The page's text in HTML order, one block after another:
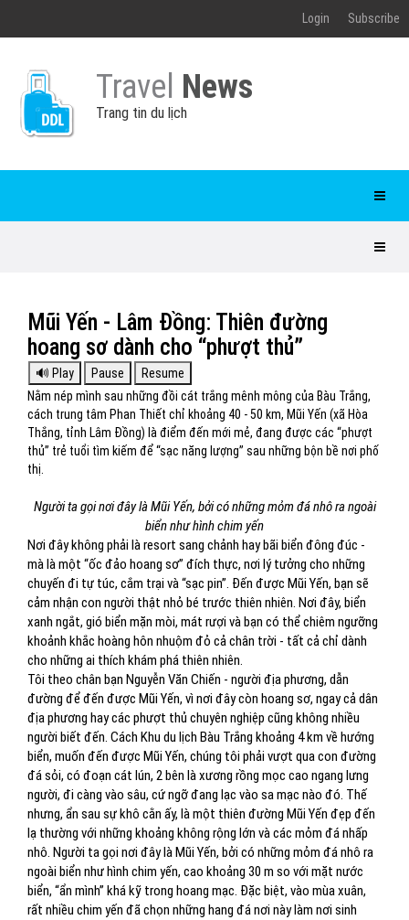
Login Subscribe
Travel News
Trang tin du lịch
Mũi Yến - Lâm Đồng: Thiên đường
hoang sơ dành cho “phượt thủ”
Nằm nép mình sau những đồi cát trắng mênh mông của Bàu Trắng,
cách trung tâm Phan Thiết chỉ khoảng 40 - 50 km, Mũi Yến (xã Hòa
Thắng, tỉnh Lâm Đồng) là điểm đến mới mẻ, đang được các “phượt
thủ” trẻ tuổi tìm kiếm để “sạc năng lượng” sau những bộn bề nơi phố
thị.
Người ta gọi nơi đây là Mũi Yến, bởi có những mỏm đá nhô ra ngoài
biển như hình chim yến
Nơi đây không phải là resort sang chảnh hay bãi biển đông đúc -
mà là một “ốc đảo hoang sơ” đích thực, nơi lý tưởng cho những
chuyến đi tự túc, cắm trại và “sạc pin”. Đến được Mũi Yến, bạn sẽ
cảm nhận con người thật nhỏ bé trước thiên nhiên. Nơi đây, biển
xanh ngắt, gió biển mặn mòi, mát rượi và bạn có thể chiêm ngưỡng
khoảnh khắc hoàng hôn nhuộm đỏ cả chân trời - tất cả chỉ dành
cho những ai thích khám phá thiên nhiên.
Tôi theo chân bạn Nguyễn Văn Chiến - người địa phương, dẫn
đường để đến được Mũi Yến, vì nơi đây còn hoang sơ, ngay cả dân
địa phương hay các phượt thủ chuyên nghiệp cũng không nhiều
người biết đến. Cách Khu du lịch Bàu Trắng khoảng 4 km về hướng
biển, muốn đến được Mũi Yến, chúng tôi phải vượt qua con đường
đá sỏi, có đoạn cát lún, 2 bên là xương rồng mọc cao ngang lưng
người, đi càng vào sâu, cứ ngỡ đang lạc vào sa mạc nào đó. Thế
nhưng, ẩn sau sự khô cằn ấy, là một thiên đường Mũi Yến đẹp đến
lạ thường với những khoảng không rộng lớn và các mỏm đá nhấp
nhô. Người ta gọi nơi đây là Mũi Yến, bởi có những mỏm đá nhô ra
ngoài biển như hình chim yến, cao khoảng 30 m so với mặt nước
biển, “ẩn mình” khá kỹ trong hoang mạc. Đặc biệt, vào mùa xuân,
rất nhiều chim yến đã chọn những hang đá nơi này làm nơi sinh